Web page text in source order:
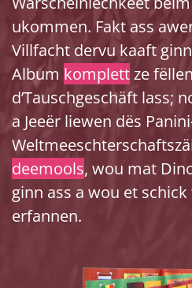
ukommen. Fakt ass
Villfacht dervu kaaft
Album komplettze
d’Tauschgeschäft lass;
a Jeeër liewen dës
deemools, wou mat
ginn ass a wou et schick
erfannen.